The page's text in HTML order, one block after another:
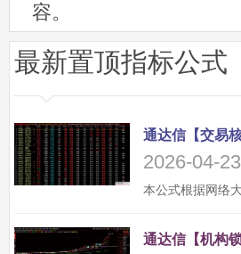
容。
最新置顶指标公式
2026-04-23